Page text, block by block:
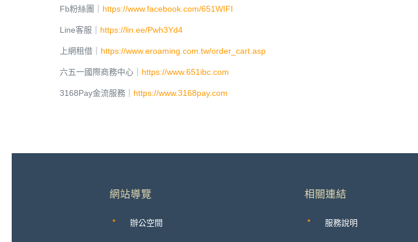
Fb粉絲團｜ https://www.facebook.com/651WIFI
Line客服｜ https://lin.ee/Pwh3Yd4
上網租借｜ https://www.eroaming.com.tw/order_cart.asp
六五一國際商務中心｜ https://www.651ibc.com
3168Pay金流服務｜ https://www.3168pay.com
網站導覽
辦公空間
相關連結
服務說明